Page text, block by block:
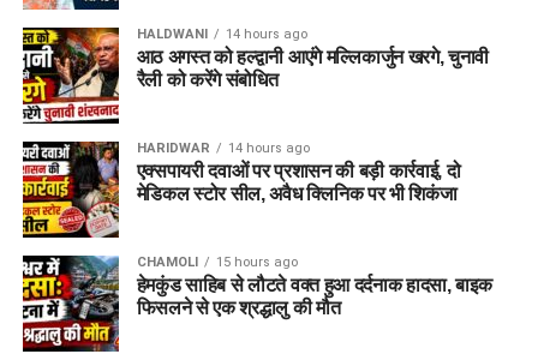
HALDWANI 14 hours ago
आठ अगस्त को हल्द्वानी आएंगे मल्लिकार्जुन खरगे, चुनावी
रैली को करेंगे संबोधित
HARIDWAR 14 hours ago
एक्सपायरी दवाओं पर प्रशासन की बड़ी कार्रवाई, दो
मेडिकल स्टोर सील, अवैध क्लिनिक पर भी शिकंजा
CHAMOLI 15 hours ago
हेमकुंड साहिब से लौटते वक्त हुआ दर्दनाक हादसा, बाइक
फिसलने से एक श्रद्धालु की मौत